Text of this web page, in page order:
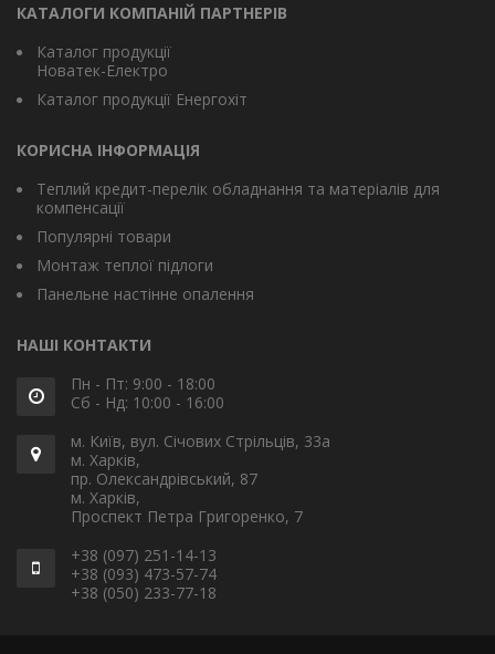
КАТАЛОГИ КОМПАНІЙ ПАРТНЕРІВ
Каталог продукції
Новатек-Електро
Каталог продукції Енергохіт
КОРИСНА ІНФОРМАЦІЯ
Теплий кредит-перелік обладнання та матеріалів для
компенсації
Популярні товари
Монтаж теплої підлоги
Панельне настінне опалення
НАШІ КОНТАКТИ
Пн - Пт: 9:00 - 18:00
Сб - Нд: 10:00 - 16:00
м. Київ, вул. Січових Стрільців, 33а
м. Харків,
пр. Олександрівський, 87
м. Харків,
Проспект Петра Григоренко, 7
+38 (097) 251-14-13
+38 (093) 473-57-74
+38 (050) 233-77-18